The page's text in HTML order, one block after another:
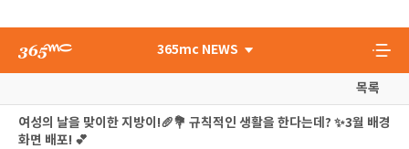
365mc NEWS
목록
여성의 날을 맞이한 지방이!🥖💐 규칙적인 생활을 한다는데? ✨3월 배경
화면 배포! 💕